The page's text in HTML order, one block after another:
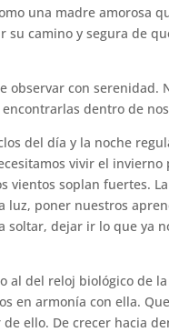
una madre amorosa
camino y segura de
con serenidad.
dentro de
del día y la noche
vivir el
vientos soplan fuertes.
poner nuestros
dejar ir lo que ya
al del reloj biológico de
en armonía con ella.
ello. De crecer hacia